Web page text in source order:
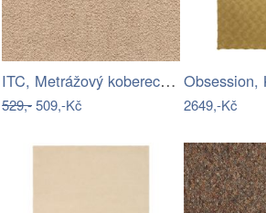
ITC, Metrážový koberec Feliz 034, na…
529,-509,-Kč 2649,-Kč